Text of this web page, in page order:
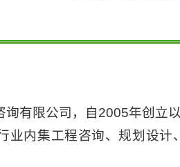
询有限公司，自2005年创立
业内集工程咨询、规划设